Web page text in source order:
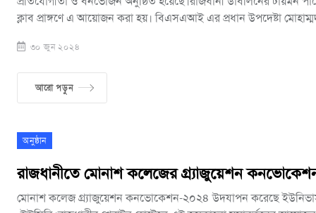
ক্লাব প্রাঙ্গণে এ আয়োজন করা হয়। বিএসএআই এর প্রধান উপদেষ্টা
ব্যক্তিত্ব ডাঃ জিন্নুরাইন জায়গিরদার, আনোয়ারুল হক আনোয়ার, সৈয়দ
বাউন্সি ক্যাসল, বিস্কুট দৌড়, সুঁই সুতা দৌড়, বস্তা দৌড়, মহিলাদের হাড়ি
পুরুষদের রশি টানাটানিসহ বাংলাদেশের ঐতিহ্যবাহী ক্রীড়া বিনোদনে
বাংলাদেশীদের মাঝে দেশীয় সংস্কৃতি ও খেলাধূলার সাথে পরিচিত
আয়োজকেরা।
৩০ জুন ২০২৪
আরো পড়ুন
অনুষ্ঠান
রাজধানীতে মোনাশ কলেজের গ্র্যাজুয়েশন
মোনাশ কলেজ গ্র্যাজুয়েশন কনভোকেশন-২০২৪ উদযাপন করেছে